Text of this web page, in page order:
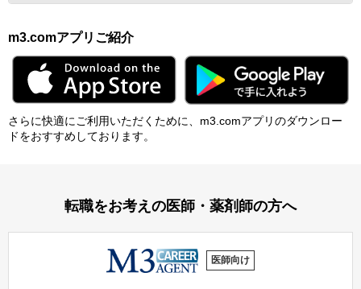
m3.comアプリご紹介
さらに快適にご利⽤いただくために、m3.comアプリのダウンロー
ドをおすすめしております。
転職をお考えの医師・薬剤師の方へ
医師向け